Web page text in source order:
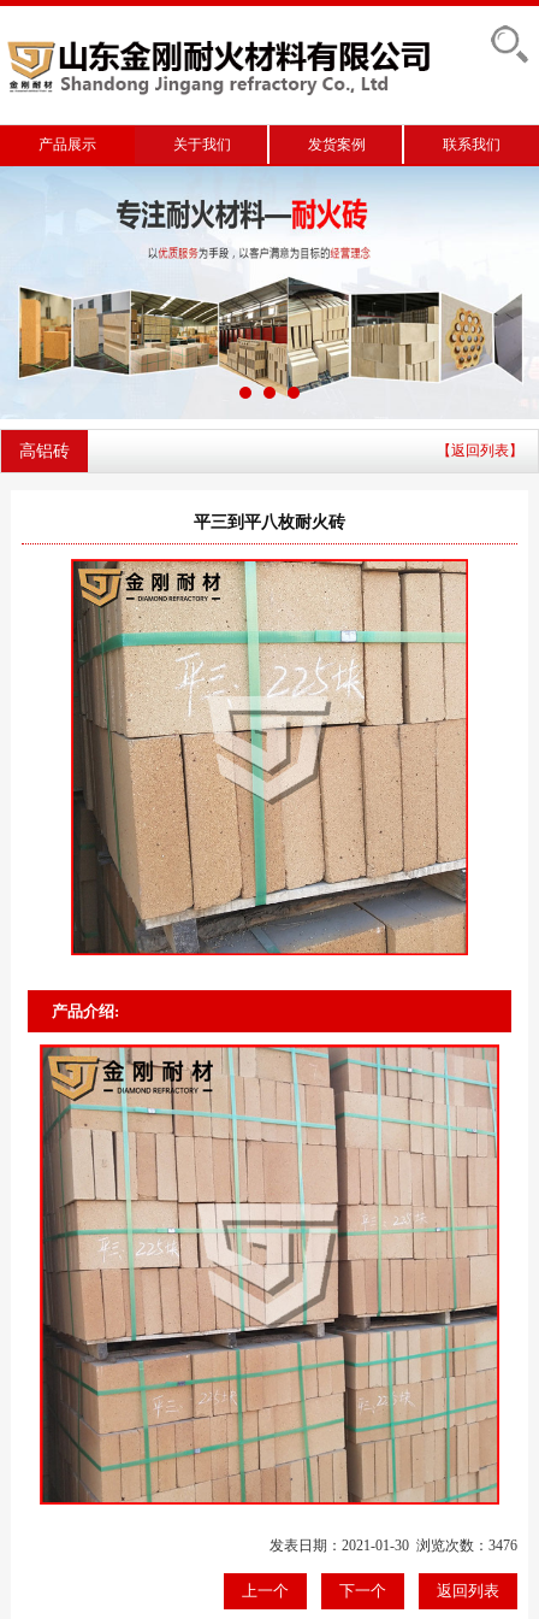
产品展示 关于我们 发货案例 联系我们
高铝砖 【返回列表】
平三到平八枚耐火砖
产品介绍:
发表日期：2021-01-30 浏览次数：3476
上一个 下一个 返回列表